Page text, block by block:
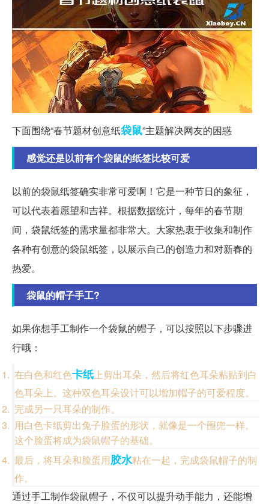
下面围绕“春节题材创意纸袋鼠”主题解决网友的困惑
感觉还是以前有个袋鼠的纸签比较可爱
以前的袋鼠纸签确实非常可爱啊！它是一种节日的象征，
可以代表着愿望和吉祥。根据数据统计，每年的春节期
间，袋鼠纸签的需求量都非常大。大家热衷于收集和制作
各种有创意的袋鼠纸签，以展示自己的创造力和对新春的
热爱。
袋鼠的帽子手工?
如果你想手工制作一个袋鼠的帽子，可以按照以下步骤进
行哦：
在白色和红色卡纸上剪出耳朵，然后将红色耳朵粘贴到白
色耳朵上。这种双色耳朵设计可以增加帽子的可爱程度。
完成另一只耳朵的制作。
用白色卡纸剪出兔子脸蛋的形状，就像是一个围兜一样。
这个脸蛋将成为袋鼠帽子的基础。
最后，将耳朵和脸蛋用胶水粘在一起，完成袋鼠帽子的制
作。
通过手工制作袋鼠帽子，不仅可以提升动手能力，还能增